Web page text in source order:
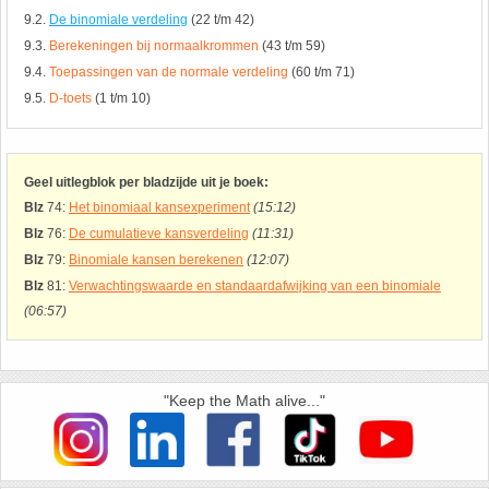
9.2. De binomiale verdeling (22 t/m 42)
9.3. Berekeningen bij normaalkrommen (43 t/m 59)
9.4. Toepassingen van de normale verdeling (60 t/m 71)
9.5. D-toets (1 t/m 10)
Geel uitlegblok per bladzijde uit je boek:
Blz 74: Het binomiaal kansexperiment (15:12)
Blz 76: De cumulatieve kansverdeling (11:31)
Blz 79: Binomiale kansen berekenen (12:07)
Blz 81: Verwachtingswaarde en standaardafwijking van een binomiale
(06:57)
"Keep the Math alive..."
27. Priemgetallen
29. Romeinse cijfers
30. Sinus
31. Sinusregel
32. Standaarddeviatie
33. Stelling van fermat
34. Stelling van Pythagoras